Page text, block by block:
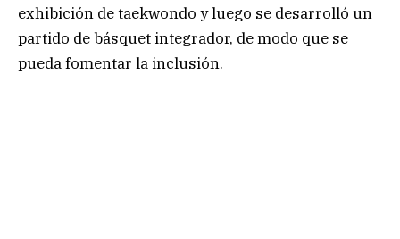
exhibición de taekwondo y luego se desarrolló un
partido de básquet integrador, de modo que se
pueda fomentar la inclusión.